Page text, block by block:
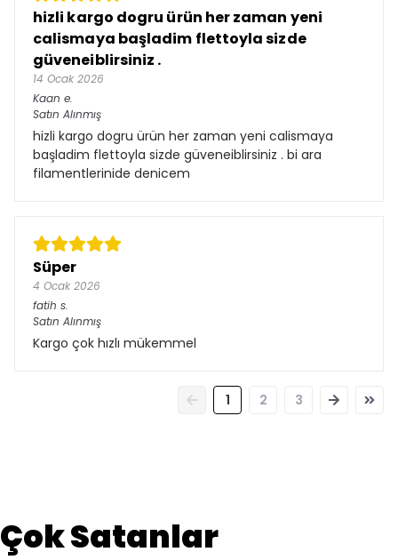
hizli kargo dogru ürün her zaman yeni
calismaya başladim flettoyla sizde
güveneiblirsiniz .
14 Ocak 2026
Kaan e.
Satın Alınmış
hizli kargo dogru ürün her zaman yeni calismaya
başladim flettoyla sizde güveneiblirsiniz . bi ara
filamentlerinide denicem
Süper
4 Ocak 2026
fatih s.
Satın Alınmış
Kargo çok hızlı mükemmel
1 2 3
Çok Satanlar